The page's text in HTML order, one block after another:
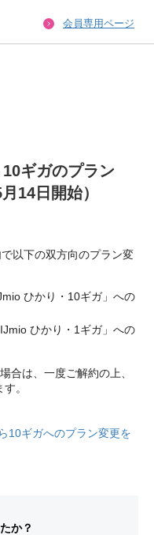
会員専用ページ
ギガのプラン
14日開始）
以下の双方向のプラン変
ひかり・10ギガ」への
ひかり・1ギガ」への
合は、一度ご解約の上、
。
10ギガへのプラン変更を
か？